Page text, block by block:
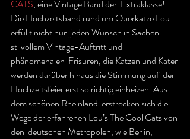
CATS, eine Vintage Band der  Extraklasse!
Die Hochzeitsband rund um Oberkatze Lou
erfüllt nicht nur  jeden Wunsch in Sachen
stilvollem Vintage-Auftritt und
phänomenalen  Frisuren, die Katzen und Kater
werden darüber hinaus die Stimmung auf  der
Hochzeitsfeier erst so richtig einheizen. Aus
dem schönen Rheinland  erstrecken sich die
Wege der erfahrenen Lou’s The Cool Cats von
den  deutschen Metropolen, wie Berlin,